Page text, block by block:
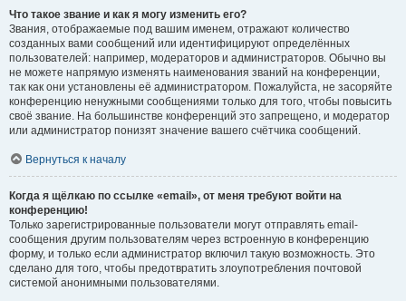
Что такое звание и как я могу изменить его?
Звания, отображаемые под вашим именем, отражают количество
созданных вами сообщений или идентифицируют определённых
пользователей: например, модераторов и администраторов. Обычно вы
не можете напрямую изменять наименования званий на конференции,
так как они установлены её администратором. Пожалуйста, не засоряйте
конференцию ненужными сообщениями только для того, чтобы повысить
своё звание. На большинстве конференций это запрещено, и модератор
или администратор понизят значение вашего счётчика сообщений.
Вернуться к началу
Когда я щёлкаю по ссылке «email», от меня требуют войти на
конференцию!
Только зарегистрированные пользователи могут отправлять email-
сообщения другим пользователям через встроенную в конференцию
форму, и только если администратор включил такую возможность. Это
сделано для того, чтобы предотвратить злоупотребления почтовой
системой анонимными пользователями.